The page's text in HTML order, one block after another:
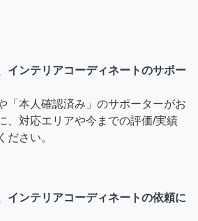
インテリアコーディネートのサポー
「本人確認済み」のサポーターがお
、対応エリアや今までの評価/実績
ださい。
インテリアコーディネートの依頼に